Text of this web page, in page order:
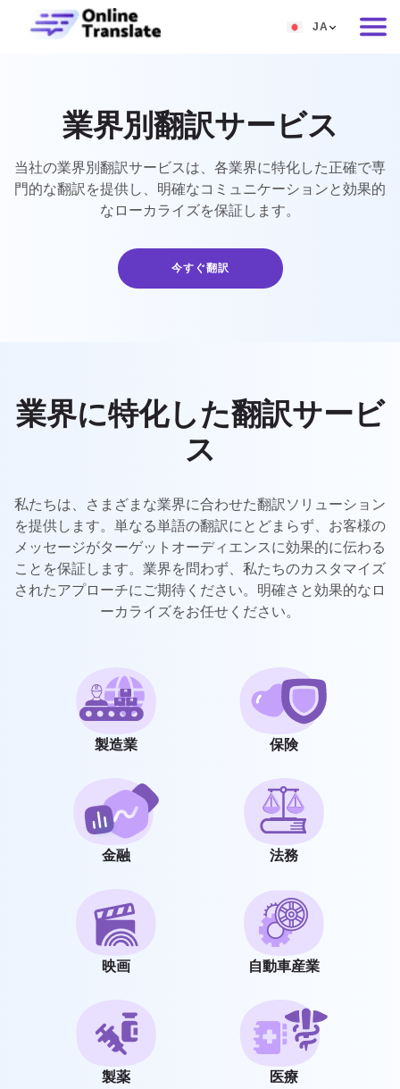
JA
DE
IT
FR
UK
JA
KO
TL
業界別翻訳サービス
当社の業界別翻訳サービスは、各業界に特化した正確で専
門的な翻訳を提供し、明確なコミュニケーションと効果的
なローカライズを保証します。
今すぐ翻訳
業界に特化した翻訳サービ
ス
私たちは、さまざまな業界に合わせた翻訳ソリューション
を提供します。単なる単語の翻訳にとどまらず、お客様の
メッセージがターゲットオーディエンスに効果的に伝わる
ことを保証します。業界を問わず、私たちのカスタマイズ
されたアプローチにご期待ください。明確さと効果的なロ
ーカライズをお任せください。
製造業 保険
金融 法務
映画 自動車産業
製薬 医療